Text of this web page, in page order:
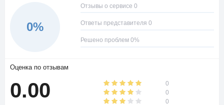
0%
Отзывы о сервисе 0
Ответы представителя 0
Решено проблем 0%
Оценка по отзывам
0.00
0
0
0